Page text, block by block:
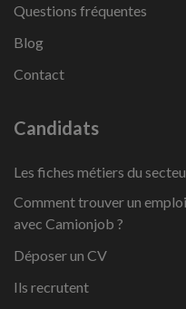
Questions fréquentes
Blog
Contact
Candidats
Les fiches métiers du
Comment trouver un
avec Camionjob ?
Déposer un CV
Ils recrutent